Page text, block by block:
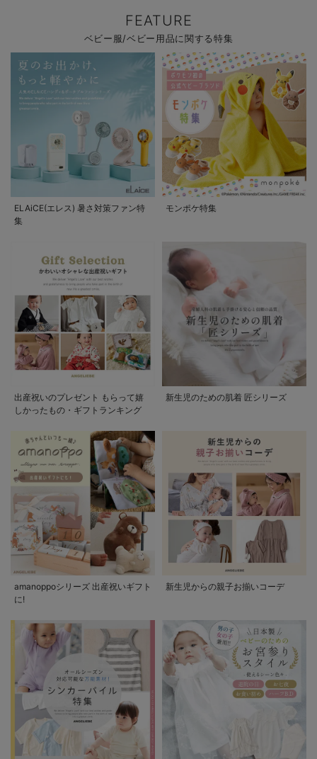
FEATURE
ベビー服/ベビー用品に関する特集
ELAiCE(エレス) 暑さ対策ファン特
集
モンポケ特集
出産祝いのプレゼント もらって嬉
しかったもの・ギフトランキング
新生児のための肌着 匠シリーズ
amanoppoシリーズ 出産祝いギフト
に!
新生児からの親子お揃いコーデ